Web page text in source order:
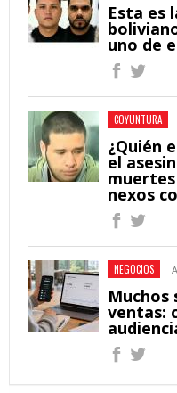
Esta es
uno de
COYUNTURA
¿Quién
el
nexos
NEGOCIOS
Muchos
ventas: